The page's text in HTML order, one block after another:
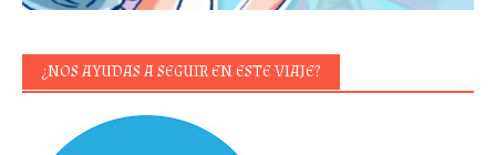
¿NOS AYUDAS A SEGUIR EN ESTE VIAJE?